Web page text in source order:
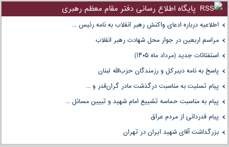
پایگاه اطلاع رسانی دفتر مقام معظم رهبری
اطلاعیه درباره ادعای واکنش رهبر انقلاب به نامه رئیس ...
مراسم اربعین در جوار محل شهادت رهبر انقلاب
استفتائات جدید (مرداد ماه ۱۴۰۵)
پاسخ به نامه دبیرکل و رزمندگان حزب‌الله لبنان
پیام تسلیت به مناسبت درگذشت مادر گران‌قدر و ...
پیام به مناسبت حماسه تشییع امام شهید و تبیین مسائل ...
پیام قدردانی از مردم عراق
بزرگداشت آقای شهید ایران در تهران